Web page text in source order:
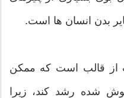
بدن انسان ها است.
از قالب است که ممکن
شده رشد کند، زیرا